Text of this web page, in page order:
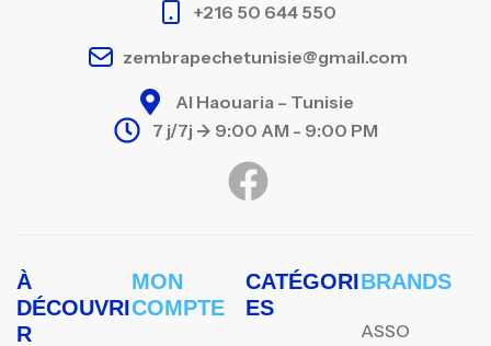
+216 50 644 550
zembrapechetunisie@gmail.com
Al Haouaria – Tunisie
7 j/7j -> 9:00 AM - 9:00 PM
À
DÉCOUVRI
R
MON
COMPTE
CATÉGORI
ES
BRANDS
ASSO